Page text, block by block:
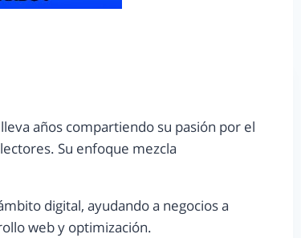
años compartiendo su pasión por el
Su enfoque mezcla
digital, ayudando a negocios a
web y optimización.